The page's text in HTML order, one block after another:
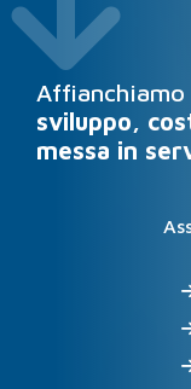
sviluppo,
messa in